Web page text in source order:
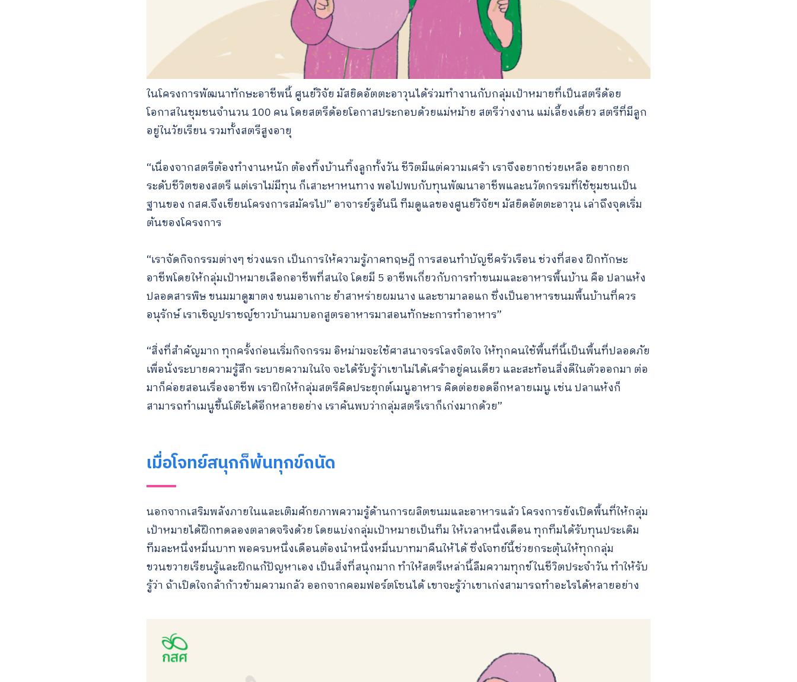
ในโครงการพัฒนาทักษะอาชีพนี้ ศูนย์วิจัย มัสยิดอัตตะอาวุนได้ร่วมทำงานกับกลุ่มเป้าหมายที่เป็นสตรีด้อย
โอกาสในชุมชนจำนวน 100 คน โดยสตรีด้อยโอกาสประกอบด้วยแม่หม้าย สตรีว่างงาน แม่เลี้ยงเดี่ยว สตรีที่มีลูก
อยู่ในวัยเรียน รวมทั้งสตรีสูงอายุ
“เนื่องจากสตรีต้องทำงานหนัก ต้องทิ้งบ้านทิ้งลูกทั้งวัน ชีวิตมีแต่ความเศร้า เราจึงอยากช่วยเหลือ อยากยก
ระดับชีวิตของสตรี แต่เราไม่มีทุน ก็เสาะหาหนทาง พอไปพบกับทุนพัฒนาอาชีพและนวัตกรรมที่ใช้ชุมชนเป็น
ฐานของ กสศ.จึงเขียนโครงการสมัครไป” อาจารย์รูฮันนี ทีมดูแลของศูนย์วิจัยฯ มัสยิดอัตตะอาวุน เล่าถึงจุดเริ่ม
ต้นของโครงการ
“เราจัดกิจกรรมต่างๆ ช่วงแรก เป็นการให้ความรู้ภาคทฤษฎี การสอนทำบัญชีครัวเรือน ช่วงที่สอง ฝึกทักษะ
อาชีพโดยให้กลุ่มเป้าหมายเลือกอาชีพที่สนใจ โดยมี 5 อาชีพเกี่ยวกับการทำขนมและอาหารพื้นบ้าน คือ ปลาแห้ง
ปลอดสารพิษ ขนมมาดูฆาตง ขนมอาเกาะ ยำสาหร่ายผมนาง และซามาลอแก ซึ่งเป็นอาหารขนมพื้นบ้านที่ควร
อนุรักษ์ เราเชิญปราชญ์ชาวบ้านมาบอกสูตรอาหารมาสอนทักษะการทำอาหาร”
“สิ่งที่สำคัญมาก ทุกครั้งก่อนเริ่มกิจกรรม อิหม่ามจะใช้ศาสนาจรรโลงจิตใจ ให้ทุกคนใช้พื้นที่นี้เป็นพื้นที่ปลอดภัย
เพื่อนั่งระบายความรู้สึก ระบายความในใจ จะได้รับรู้ว่าเขาไม่ได้เศร้าอยู่คนเดียว และสะท้อนสิ่งดีในตัวออกมา ต่อ
มาก็ค่อยสอนเรื่องอาชีพ เราฝึกให้กลุ่มสตรีคิดประยุกต์เมนูอาหาร คิดต่อยอดอีกหลายเมนู เช่น ปลาแห้งก็
สามารถทำเมนูขึ้นโต๊ะได้อีกหลายอย่าง เราค้นพบว่ากลุ่มสตรีเราก็เก่งมากด้วย”
เมื่อโจทย์สนุกก็พ้นทุกข์ถนัด
นอกจากเสริมพลังภายในและเติมศักยภาพความรู้ด้านการผลิตขนมและอาหารแล้ว โครงการยังเปิดพื้นที่ให้กลุ่ม
เป้าหมายได้ฝึกทดลองตลาดจริงด้วย โดยแบ่งกลุ่มเป้าหมายเป็นทีม ให้เวลาหนึ่งเดือน ทุกทีมได้รับทุนประเดิม
ทีมละหนึ่งหมื่นบาท พอครบหนึ่งเดือนต้องนำหนึ่งหมื่นบาทมาคืนให้ได้ ซึ่งโจทย์นี้ช่วยกระตุ้นให้ทุกกลุ่ม
ขวนขวายเรียนรู้และฝึกแก้ปัญหาเอง เป็นสิ่งที่สนุกมาก ทำให้สตรีเหล่านี้ลืมความทุกข์ในชีวิตประจำวัน ทำให้รับ
รู้ว่า ถ้าเปิดใจกล้าก้าวข้ามความกลัว ออกจากคอมฟอร์ตโซนได้ เขาจะรู้ว่าเขาเก่งสามารถทำอะไรได้หลายอย่าง